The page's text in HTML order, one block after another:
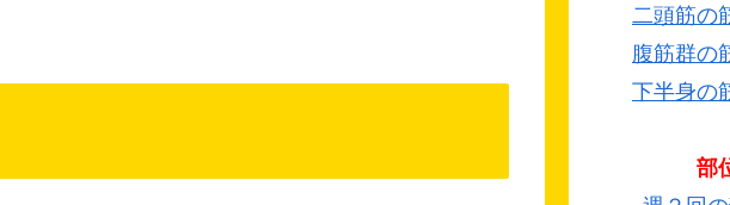
二頭筋の
腹筋群の
下半身の
部